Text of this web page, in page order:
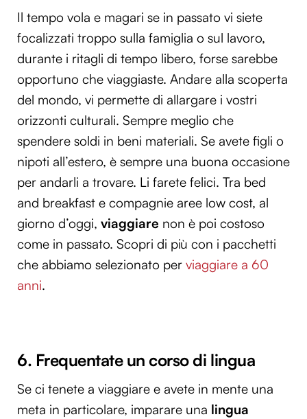
Il tempo vola e magari se in passato vi siete
focalizzati troppo sulla famiglia o sul lavoro,
durante i ritagli di tempo libero, forse sarebbe
opportuno che viaggiaste. Andare alla scoperta
del mondo, vi permette di allargare i vostri
orizzonti culturali. Sempre meglio che
spendere soldi in beni materiali. Se avete figli o
nipoti all’estero, è sempre una buona occasione
per andarli a trovare. Li farete felici. Tra bed
and breakfast e compagnie aree low cost, al
giorno d’oggi, viaggiare non è poi costoso
come in passato. Scopri di più con i pacchetti
che abbiamo selezionato per viaggiare a 60
anni.
6. Frequentate un corso di lingua
Se ci tenete a viaggiare e avete in mente una
meta in particolare, imparare una lingua